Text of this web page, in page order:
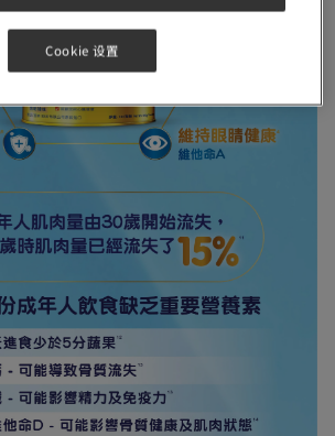
Cookie 设置